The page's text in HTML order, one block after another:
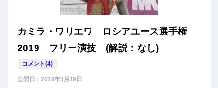
カミラ・ワリエワ ロシアユース選手権
2019 フリー演技 (解説：なし)
コメント(4)
公開日： 2019年3月19日